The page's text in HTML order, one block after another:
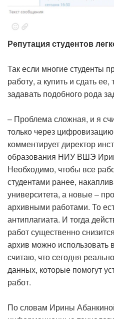
Репутация студентов
Так если многие студенты
работу, а купить и сдать
задавать подобного рода
– Проблема сложная, и я
только через
комментирует директор
образования НИУ ВШЭ
Необходимо, чтобы все
студентами ранее,
университета, а новые –
архивными работами. То
антиплагиата. И тогда
работ существенно
архив можно использовать
считаю, что сегодня
данных, которые помогут
работ.
По словам Ирины